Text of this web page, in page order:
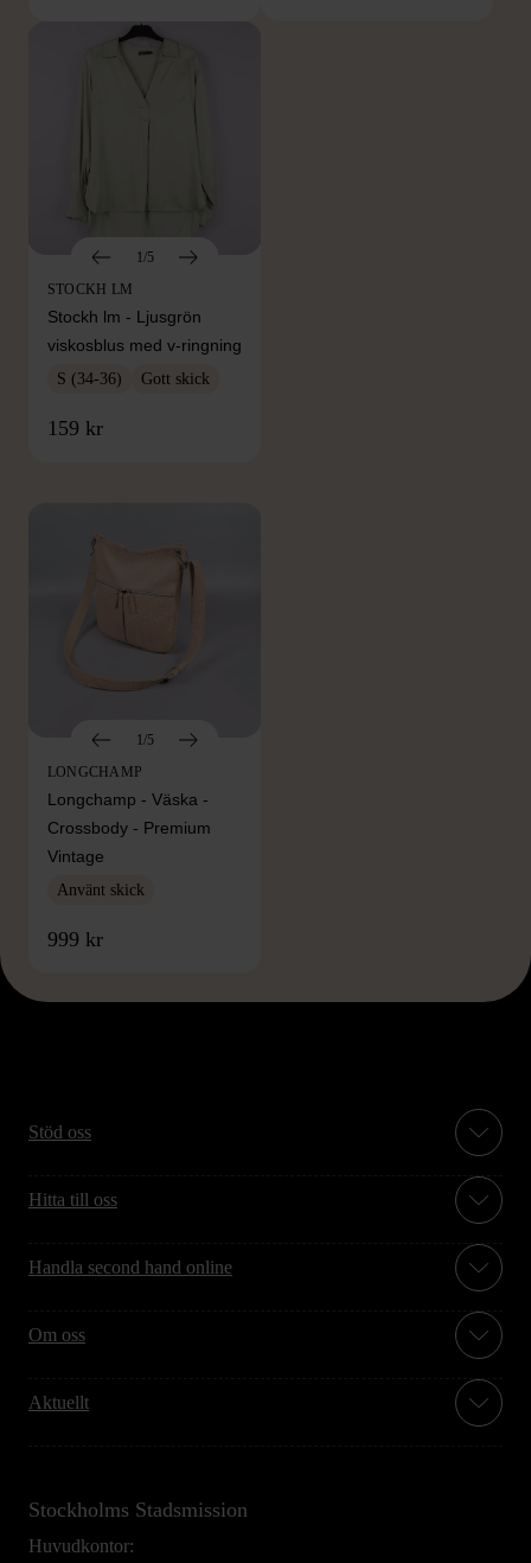
1/5
STOCKH LM
Stockh lm - Ljusgrön
viskosblus med v-ringning
S (34-36) Gott skick
159 kr
FRÅN SAMMA VARUMÄRKE
1/5
LONGCHAMP
Longchamp - Väska -
Crossbody - Premium
Vintage
Använt skick
999 kr
Stöd oss
Hitta till oss
Handla second hand online
Om oss
Aktuellt
Stockholms Stadsmission
Huvudkontor: